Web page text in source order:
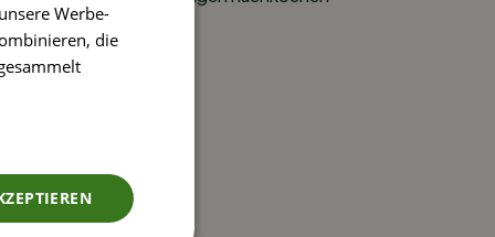
Werbe-
die